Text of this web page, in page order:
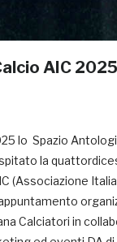
AIC
lo Spazio
la
(Associazione
Calciatori in